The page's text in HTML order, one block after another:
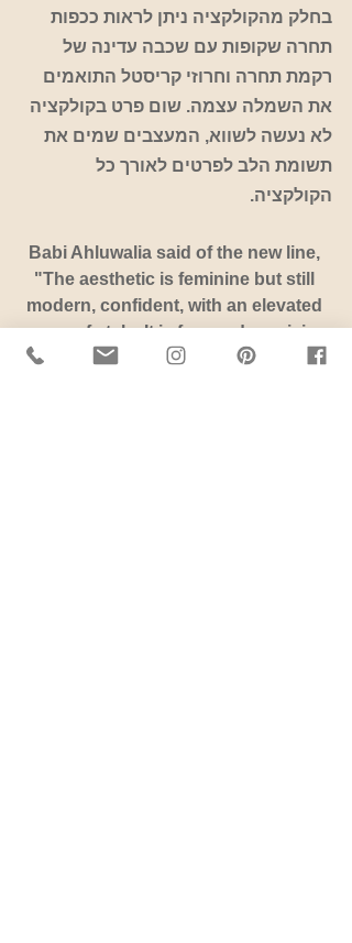
בחלק מהקולקציה ניתן לראות ככפות
תחרה שקופות עם שכבה עדינה של
רקמת תחרה וחרוזי קריסטל התואמים
את השמלה עצמה. שום פרט בקולקציה
לא נעשה לשווא, המעצבים שמים את
תשומת הלב לפרטים לאורך כל
הקולקציה.
Babi Ahluwalia said of the new line,
"The aesthetic is feminine but still
modern, confident, with an elevated
sense of style. It is focused on giving
the Sachin & Babi girl everything